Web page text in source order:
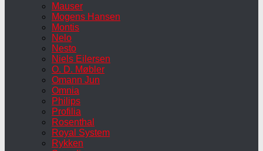
Mauser
Mogens Hansen
Montis
Nelo
Nesto
Niels Eilersen
O. D. Møbler
Omann Jun
Omnia
Philips
Profilia
Rosenthal
Royal System
Rykken